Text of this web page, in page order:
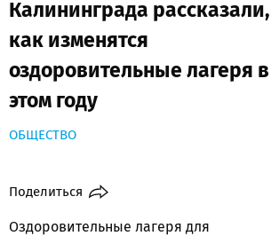
Калининграда рассказали,
как изменятся
оздоровительные лагеря в
этом году
ОБЩЕСТВО
Поделиться
Оздоровительные лагеря для